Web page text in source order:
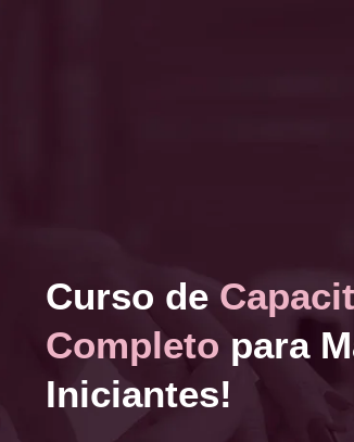
Curso de
Completo para
Iniciantes!